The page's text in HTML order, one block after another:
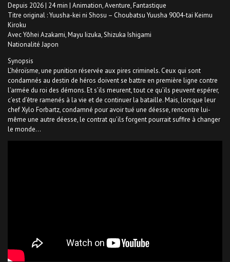
Depuis 2026 | 24 min | Animation, Aventure, Fantastique
Titre original : Yuusha-kei ni Shosu – Choubatsu Yuusha 9004-tai Keimu
Kiroku
Avec Yôhei Azakami, Mayu Iizuka, Shizuka Ishigami
Nationalité Japon
Synopsis
L’héroïsme, une punition réservée aux pires criminels. Ceux qui sont
condamnés au destin de héros doivent se battre en première ligne contre
l’armée du roi des démons. Et s’ils meurent, tout ce qu’ils peuvent espérer,
c’est d’être ramenés à la vie et de continuer la bataille. Mais, lorsque leur
chef Xylo Forbartz, condamné pour avoir tué une déesse, rencontre lui-
même une autre déesse, le contrat qu’ils forgent pourrait suffire à changer
le monde…